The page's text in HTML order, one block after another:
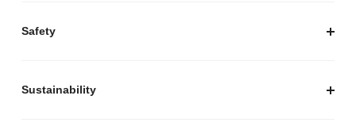
Safety
Sustainability